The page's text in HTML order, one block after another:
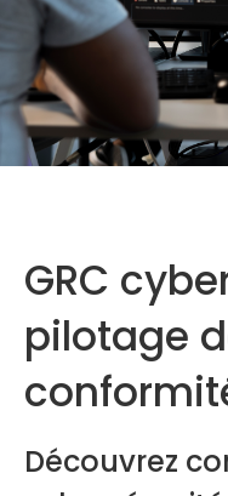
GRC
pilotage
Découvrez